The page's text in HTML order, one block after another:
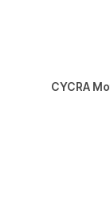
CYCRA